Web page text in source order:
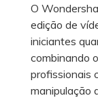
O
edição de
iniciantes
combinando
profissionais
manipulação